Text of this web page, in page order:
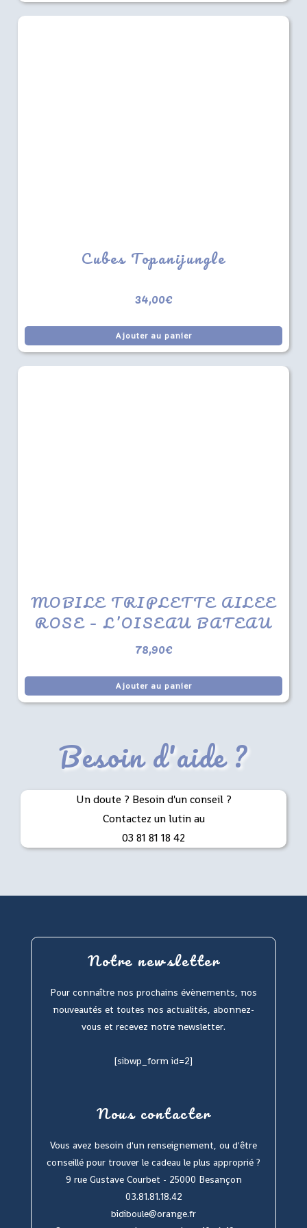
Cubes Topanijungle
34,00€
Ajouter au panier
MOBILE TRIPLETTE AILEE
ROSE – L’OISEAU BATEAU
78,90€
Ajouter au panier
Besoin d'aide ?
Un doute ? Besoin d'un conseil ?
Contactez un lutin au
03 81 81 18 42
Notre newsletter
Pour connaître nos prochains évènements, nos
nouveautés et toutes nos actualités, abonnez-
vous et recevez notre newsletter.
[sibwp_form id=2]
Nous contacter
Vous avez besoin d'un renseignement, ou d'être
conseillé pour trouver le cadeau le plus approprié ?
9 rue Gustave Courbet - 25000 Besançon
03.81.81.18.42
bidiboule@orange.fr